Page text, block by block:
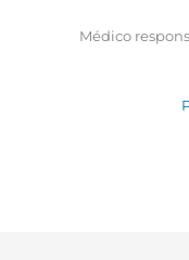
Médico